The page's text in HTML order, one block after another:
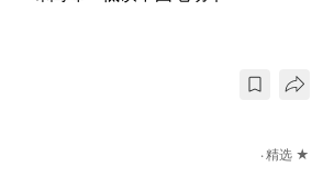
精选 ★